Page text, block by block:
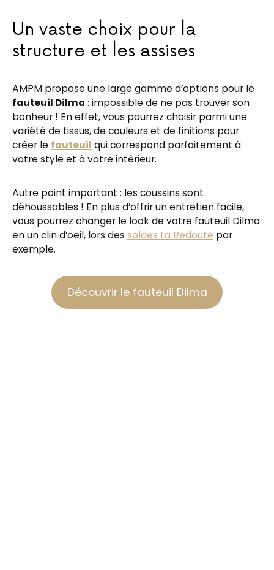
Un vaste choix pour la
structure et les assises
AMPM propose une large gamme d’options pour le
fauteuil Dilma : impossible de ne pas trouver son
bonheur ! En effet, vous pourrez choisir parmi une
variété de tissus, de couleurs et de finitions pour
créer le fauteuil qui correspond parfaitement à
votre style et à votre intérieur.
Autre point important : les coussins sont
déhoussables ! En plus d’offrir un entretien facile,
vous pourrez changer le look de votre fauteuil Dilma
en un clin d’oeil, lors des soldes La Redoute par
exemple.
Découvrir le fauteuil Dilma